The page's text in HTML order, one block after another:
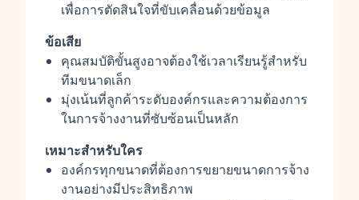
เพื่อการตัดสินใจที่ขับเคลื่อนด้วยข้อมูล
ข้อเสีย
คุณสมบัติขั้นสูงอาจต้องใช้เวลาเรียนรู้สำหรับ
ทีมขนาดเล็ก
มุ่งเน้นที่ลูกค้าระดับองค์กรและความต้องการ
ในการจ้างงานที่ซับซ้อนเป็นหลัก
เหมาะสำหรับใคร
องค์กรทุกขนาดที่ต้องการขยายขนาดการจ้าง
งานอย่างมีประสิทธิภาพ